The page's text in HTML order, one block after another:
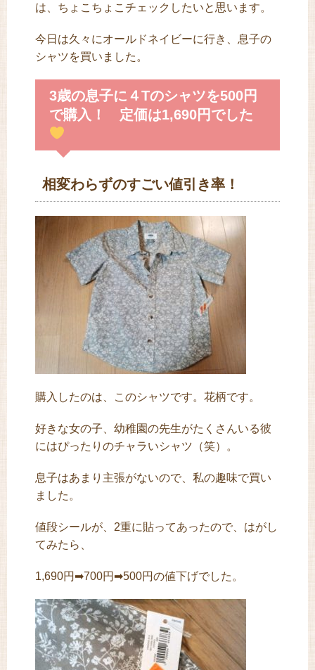
は、ちょこちょこチェックしたいと思います。
今日は久々にオールドネイビーに行き、息子の
シャツを買いました。
3歳の息子に４Tのシャツを500円
で購入！ 定価は1,690円でした
相変わらずのすごい値引き率！
購入したのは、このシャツです。花柄です。
好きな女の子、幼稚園の先生がたくさんいる彼
にはぴったりのチャラいシャツ（笑）。
息子はあまり主張がないので、私の趣味で買い
ました。
値段シールが、2重に貼ってあったので、はがし
てみたら、
1,690円➡700円➡500円の値下げでした。